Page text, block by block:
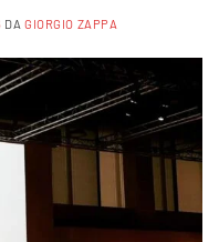
DAGIORGIO ZAPPA